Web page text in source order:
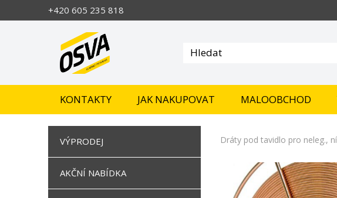
+420 605 235 818
KONTAKTY JAK NAKUPOVAT MALOOBCHOD
VÝPRODEJ
AKČNÍ NABÍDKA
Dráty pod tavidlo pro neleg.,